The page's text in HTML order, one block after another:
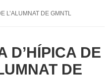
L’ALUMNAT DE GMNTL
D’HÍPICA DE
DE